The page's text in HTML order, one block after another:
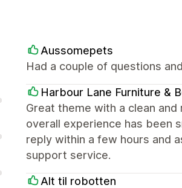
Aussomepets
Had a couple of questions
Harbour Lane Furniture &
Great theme with a clean
overall experience has been
reply within a few hours and
support service.
Alt til robotten